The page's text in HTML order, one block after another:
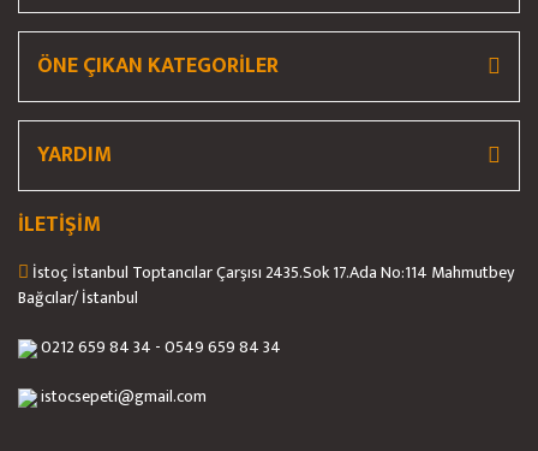
ÖNE ÇIKAN KATEGORİLER
YARDIM
İLETİŞİM
İstoç İstanbul Toptancılar Çarşısı 2435.Sok 17.Ada No:114 Mahmutbey
Bağcılar/ İstanbul
0212 659 84 34 - 0549 659 84 34
istocsepeti@gmail.com